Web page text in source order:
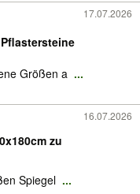
17.07.2026
Größen a ...
16.07.2026
zu
Spiegel ...